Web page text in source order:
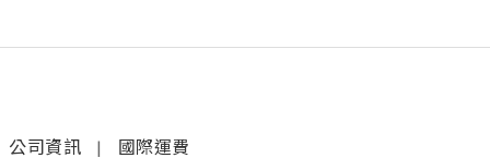
公司資訊 | 國際運費